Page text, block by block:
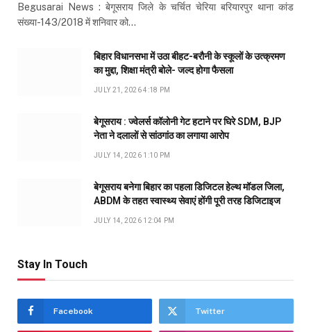
Begusarai News : बेगूसराय जिले के चर्चित चेरिया बरियारपुर थाना कांड
संख्या-143/2018 में शनिवार को…
बिहार विधानसभा में उठा बीहट-बरौनी के स्कूलों के उत्क्रमण
का मुद्दा, शिक्षा मंत्री बोले- जल्द होगा फैसला
JULY 21, 2026 4:18 PM
बेगूसराय : ज्वेलर्स कॉलोनी गेट हटाने पर घिरे SDM, BJP
नेता ने दलालों से सांठगांठ का लगाया आरोप
JULY 14, 2026 1:10 PM
बेगूसराय बनेगा बिहार का पहला डिजिटल हेल्थ मॉडल जिला,
ABDM के तहत स्वास्थ्य सेवाएं होंगी पूरी तरह डिजिटाइज
JULY 14, 2026 12:04 PM
Stay In Touch
Facebook Twitter